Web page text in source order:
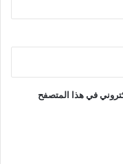
في هذا المتصفح